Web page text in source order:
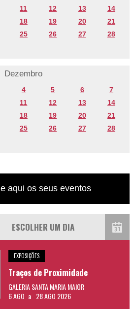
11 12 13
14
18 19 20
21
25 26 27
28
Dezembro
4 5 6
7
11 12 13
14
18 19 20
21
25 26 27
28
aqui os seus eventos
EXPOSIÇÕES
Traços de Proximidade
GALERIA SANTA MARIA MAIOR
6 AGO a 28 AGO 2026